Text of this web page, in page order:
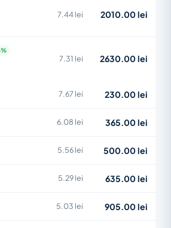
7.44 lei 2010.00 lei
7.31 lei 2630.00 lei
7.67 lei 230.00 lei
6.08 lei 365.00 lei
5.56 lei 500.00 lei
5.29 lei 635.00 lei
5.03 lei 905.00 lei